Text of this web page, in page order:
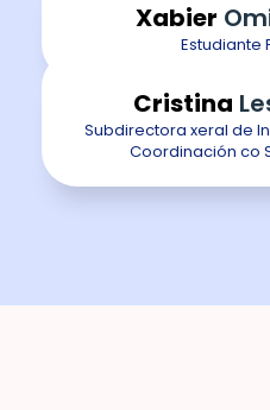
Xabier
Estudiante
Cristina
Subdirectora xeral de
Coordinación co